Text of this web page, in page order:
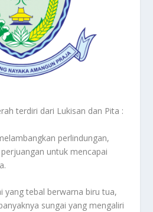
terdiri dari Lukisan dan Pita :
perlindungan,
untuk mencapai
yang tebal berwarna biru tua,
sungai yang mengaliri